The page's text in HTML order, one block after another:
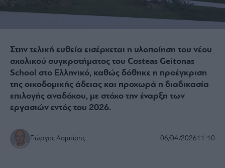
Στην τελική ευθεία εισέρχεται η υλοποίηση του νέου
σχολικού συγκροτήματος του Costeas Geitonas
School στο Ελληνικό, καθώς δόθηκε η προέγκριση
της οικοδομικής άδειας και προχωρά η διαδικασία
επιλογής αναδόχου, με στόχο την έναρξη των
εργασιών εντός του 2026.
Γιώργος Λαμπίρης 06/04/202611:10